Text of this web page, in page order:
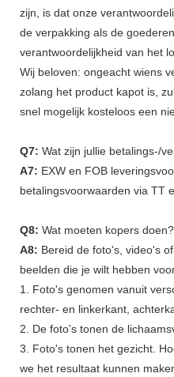
zijn, is dat onze
de verpakking als de
verantwoordelijkheid van het
Wij beloven: ongeacht wiens
zolang het product kapot is,
snel mogelijk kosteloos een
Q7: Wat zijn jullie betalings-/
A7: EXW en FOB
betalingsvoorwaarden via TT
Q8: Wat moeten kopers doen?
A8: Bereid de foto's, video's
beelden die je wilt hebben
1. Foto's genomen vanuit
rechter- en linkerkant,
2. De foto's tonen de
3. Foto's tonen het gezicht.
we het resultaat kunnen